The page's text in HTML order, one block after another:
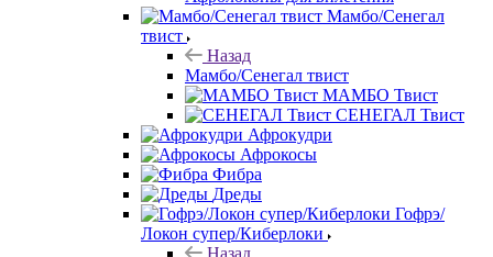
Мамбо/Сенегал
твист
Назад
Мамбо/Сенегал твист
МАМБО Твист
СЕНЕГАЛ Твист
Афрокудри
Афрокосы
Фибра
Дреды
Гофрэ/
Локон супер/Киберлоки
Назад